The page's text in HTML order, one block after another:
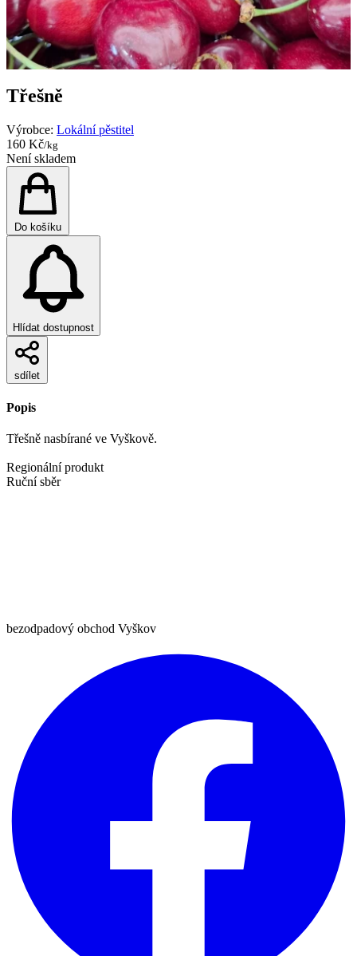
Třešně
Výrobce: Lokální pěstitel
160 Kč/kg
Není skladem
Do košíku
Hlídat dostupnost
sdílet
Popis
Třešně nasbírané ve Vyškově.
Regionální produkt
Ruční sběr
bezodpadový obchod Vyškov